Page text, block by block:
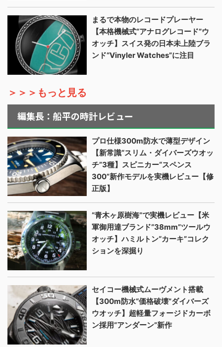
まるで本物のレコードプレーヤー
【本格機械式“アナログレコード”ウ
オッチ】スイス発の日本未上陸ブラ
ンド“Vinyler Watches”に注目
＞＞＞もっと見る
編集長：船平の時計レビュー
プロ仕様300m防水で薄型デザイン
【新常識“スリム・ダイバーズウオッ
チ”3種】スピニカー“スペンス
300”新作モデルを実機レビュー【修
正版】
“青木ヶ原樹海”で実機レビュー【米
軍御用達ブランド“38mm”ツールウ
オッチ】ハミルトン“カーキ”コレク
ションを深掘り
セイコー機械式ムーヴメント搭載
【300m防水“価格破壊”ダイバーズ
ウオッチ】超軽量フォージドカーボ
ン採用“アンダーン”新作